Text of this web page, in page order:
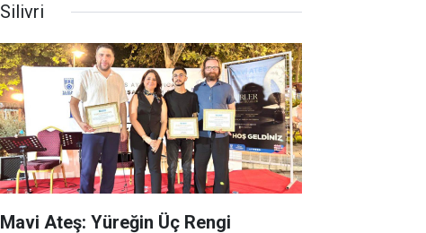
Silivri
Mavi Ateş: Yüreğin Üç Rengi